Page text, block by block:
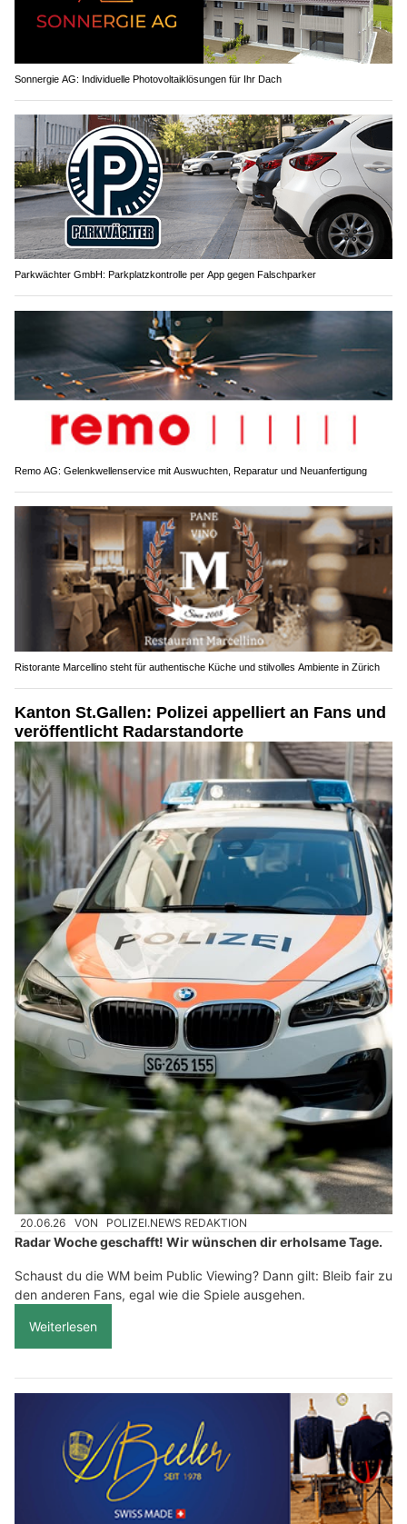
Sonnergie AG: Individuelle Photovoltaiklösungen für Ihr Dach
Parkwächter GmbH: Parkplatzkontrolle per App gegen Falschparker
Remo AG: Gelenkwellenservice mit Auswuchten, Reparatur und Neuanfertigung
Ristorante Marcellino steht für authentische Küche und stilvolles Ambiente in Zürich
Kanton St.Gallen: Polizei appelliert an Fans und
veröffentlicht Radarstandorte
20.06.26 VON POLIZEI.NEWS REDAKTION
Radar Woche geschafft! Wir wünschen dir erholsame Tage.
Schaust du die WM beim Public Viewing? Dann gilt: Bleib fair zu
den anderen Fans, egal wie die Spiele ausgehen.
Weiterlesen